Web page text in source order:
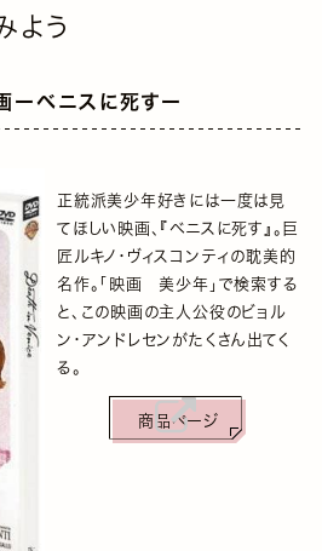
よう
ーベニスに死すー
正統派美少年好きには一度は見
てほしい映画、『ベニスに死す』。巨
匠ルキノ・ヴィスコンティの耽美的
名作。「映画 美少年」で検索する
と、この映画の主人公役のビョル
ン・アンドレセンがたくさん出てく
る。
商品ページ